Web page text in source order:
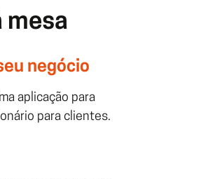
mesa
negócio
aplicação para
para clientes.